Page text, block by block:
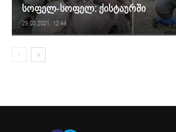
სოფელ-სოფელ: ქისტაურში
29.03.2021. 12:44